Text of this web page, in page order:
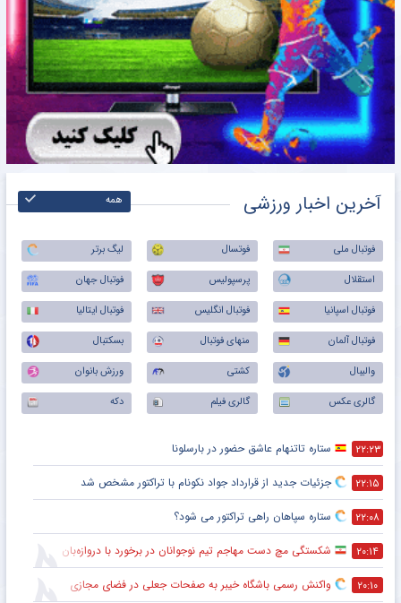
آخرین اخبار ورزشی همه
فوتبال ملی فوتسال
لیگ برتر
استقلال
پرسپولیس
فوتبال جهان
فوتبال اسپانیا
فوتبال انگلیس
فوتبال ایتالیا
فوتبال آلمان
منهای فوتبال
بسکتبال
والیبال
کشتی
ورزش بانوان
گالری عکس
گالری فیلم دکه
۲۲:۲۳ ستاره تاتنهام عاشق حضور در بارسلونا
۲۲:۱۵ جزئیات جدید از قرارداد جواد نکونام با تراکتور مشخص شد
۲۲:۰۸ ستاره سپاهان راهی تراکتور می شود؟
۲۰:۱۴ شکستگی مچ دست مهاجم تیم نوجوانان در برخورد با دروازه‌بان
۲۰:۱۰ واکنش رسمی باشگاه خیبر به صفحات جعلی در فضای مجازی